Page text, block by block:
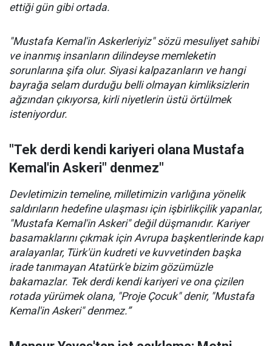
ettiği gün gibi ortada.
"Mustafa Kemal'in Askerleriyiz" sözü mesuliyet sahibi
ve inanmış insanların dilindeyse memleketin
sorunlarına şifa olur. Siyasi kalpazanların ve hangi
bayrağa selam durduğu belli olmayan kimliksizlerin
ağzından çıkıyorsa, kirli niyetlerin üstü örtülmek
isteniyordur.
"Tek derdi kendi kariyeri olana Mustafa
Kemal'in Askeri" denmez"
Devletimizin temeline, milletimizin varlığına yönelik
saldırıların hedefine ulaşması için işbirlikçilik yapanlar,
"Mustafa Kemal'in Askeri" değil düşmanıdır. Kariyer
basamaklarını çıkmak için Avrupa başkentlerinde kapı
aralayanlar, Türk'ün kudreti ve kuvvetinden başka
irade tanımayan Atatürk'e bizim gözümüzle
bakamazlar. Tek derdi kendi kariyeri ve ona çizilen
rotada yürümek olana, "Proje Çocuk" denir, "Mustafa
Kemal'in Askeri" denmez.”